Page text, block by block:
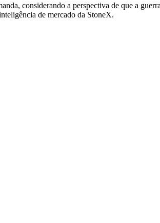
considerando a perspectiva de que a
de mercado da StoneX.